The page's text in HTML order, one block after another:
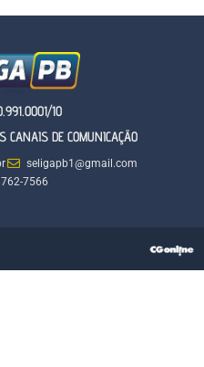
10
CANAIS DE COMUNICAÇÃO
seligapb1@gmail.com
7566